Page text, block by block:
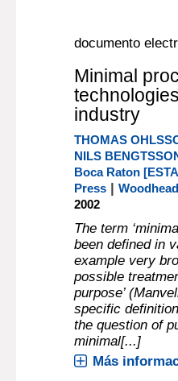
objetivos y para
controlar una
documento
Minimal
industry
THOMAS
NILS
Boca Raton
Press|
2002
The term
been defined in
example very